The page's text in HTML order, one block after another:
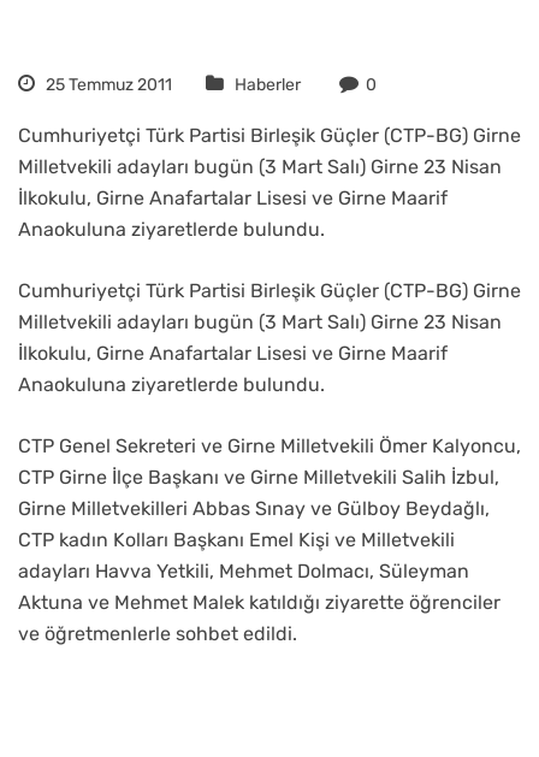
25 Temmuz 2011 Haberler 0
Cumhuriyetçi Türk Partisi Birleşik Güçler (CTP-BG) Girne
Milletvekili adayları bugün (3 Mart Salı) Girne 23 Nisan
İlkokulu, Girne Anafartalar Lisesi ve Girne Maarif
Anaokuluna ziyaretlerde bulundu.
Cumhuriyetçi Türk Partisi Birleşik Güçler (CTP-BG) Girne
Milletvekili adayları bugün (3 Mart Salı) Girne 23 Nisan
İlkokulu, Girne Anafartalar Lisesi ve Girne Maarif
Anaokuluna ziyaretlerde bulundu.
CTP Genel Sekreteri ve Girne Milletvekili Ömer Kalyoncu,
CTP Girne İlçe Başkanı ve Girne Milletvekili Salih İzbul,
Girne Milletvekilleri Abbas Sınay ve Gülboy Beydağlı,
CTP kadın Kolları Başkanı Emel Kişi ve Milletvekili
adayları Havva Yetkili, Mehmet Dolmacı, Süleyman
Aktuna ve Mehmet Malek katıldığı ziyarette öğrenciler
ve öğretmenlerle sohbet edildi.